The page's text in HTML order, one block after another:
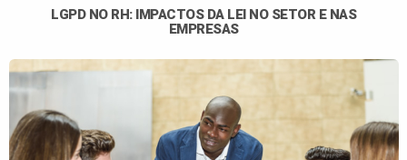
LGPD NO RH: IMPACTOS DA LEI NO SETOR E NAS
EMPRESAS